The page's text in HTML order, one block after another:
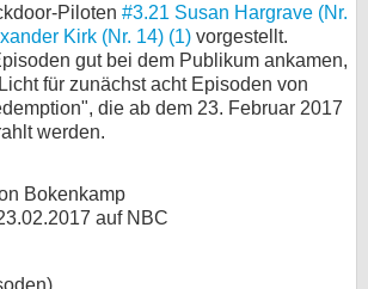
Piloten #3.21 Susan Hargrave (Nr.
Kirk (Nr. 14) (1) vorgestellt.
gut bei dem Publikum ankamen,
für zunächst acht Episoden von
die ab dem 23. Februar 2017
werden.
Bokenkamp
auf NBC
bei X
bei Facebook
Nutzungsbedingungen